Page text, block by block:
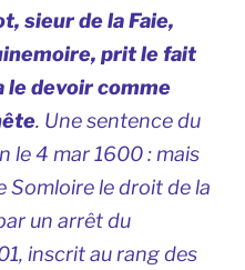
sieur de la Faie,
prit le fait
le devoir comme
. Une sentence du
le 4 mar 1600 : mais
Somloire le droit de la
un arrêt du
inscrit au rang des